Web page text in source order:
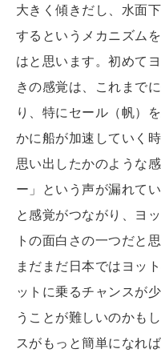
大きく傾きだし、水面
するというメカニズム
はと思います。初めて
きの感覚は、これまで
り、特にセール（帆）
かに船が加速していく
思い出したかのような
ー」という声が漏れて
と感覚がつながり、ヨ
トの面白さの一つだと思
まだまだ日本ではヨッ
ットに乗るチャンスが
うことが難しいのかも
スがもっと簡単になれ